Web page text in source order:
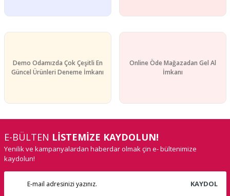
Demo Odamızda Çok Çeşitli En
Güncel Ürünleri Deneme İmkanı
Online Öde Mağazadan Gel Al
İmkanı
E-BÜLTEN LİSTEMİZE KAYDOLUN!
Yenilik ve kampanyalardan haberdar olmak çin e- bültenimize
kaydolun!
KAYDOL